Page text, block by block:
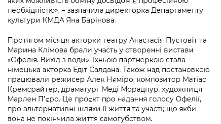
Підприємства, установи, організації
Kyiv International Relations
Річні звіти
Гендерна політика
Безбар'єрність
Київська міська військова адміністрація
Портал Захисників та Захисниць
Безбар'єрність
Портал послуг
Міський застосунок Київ Цифровий
Важливе під час воєнного стану
Уряд» – місцевий рівень»
Про відкриті дані
Публічні дашборди
необхідністю», – зазначила директорка Департаменту
культури КМДА Яна Барінова.
Протягом місяця акторки театру Анастасія Пустовіт та
Марина Клімова брали участь у створенні вистави
«Офелія. Вихід з води». Їхньою партнеркою стала
німецька акторка Едіт Салдана. Також над постановкою
працювали режисер Алек Нєміро, композитор Матіас
Кремсрайтер, драматург Меді Морадпур, художниця
Марлен П’єро. Це проєкт про надання голосу Офелії,
про альтернативні шляхи її життя та участі; що якби
вона не покінчила життя самогубством.